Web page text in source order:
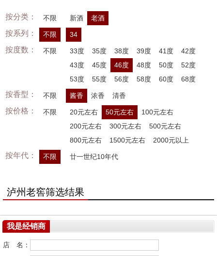
按分类： 不限 新酒 老酒
按系列： 不限 34
按度数： 不限 33度 35度 38度 39度 41度
42度
43度
45度 46度 48度 50度
52度
53度
55度 56度 58度 60度 68度
按香型： 不限 酱香 浓香 清香
按价格： 不限 20元左右 50元左右
100元左右
200元左右
300元左右
500元左右
800元左右
1500元左右 2000元以上
按年代： 不限 廿一世纪10年代
泸州老窖筛选结果
我是经销商
店 名：